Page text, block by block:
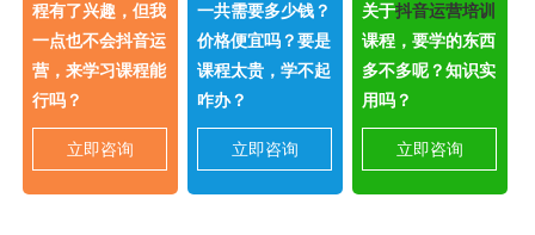
程有了兴趣，但我
一点也不会抖音运
营，来学习课程能
行吗？
立即咨询
一共需要多少钱？
价格便宜吗？要是
课程太贵，学不起
咋办？
立即咨询
关于抖音运营培训
课程，要学的东西
多不多呢？知识实
用吗？
立即咨询